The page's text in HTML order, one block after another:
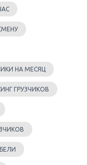
НА МЕСЯЦ
ГРУЗЧИКОВ